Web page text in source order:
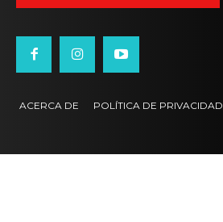
ACERCA DE POLÍTICA DE PRIVACIDAD